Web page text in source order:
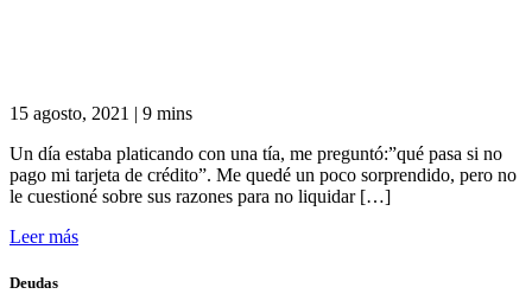
15 agosto, 2021 | 9 mins
Un día estaba platicando con una tía, me preguntó:”qué pasa si no
pago mi tarjeta de crédito”. Me quedé un poco sorprendido, pero no
le cuestioné sobre sus razones para no liquidar […]
Leer más
Deudas